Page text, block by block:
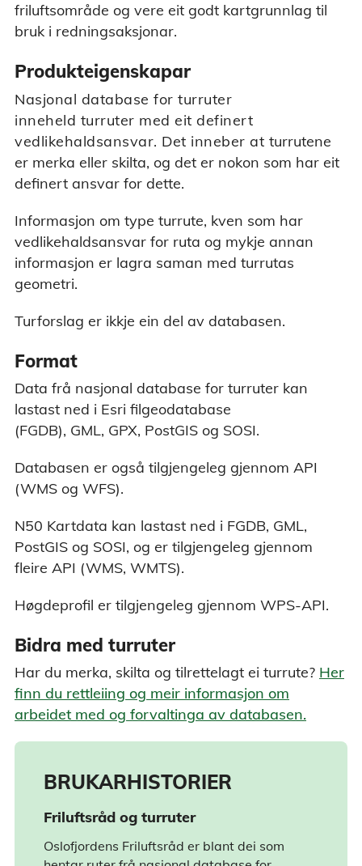
friluftsområde og vere eit godt kartgrunnlag til
bruk i redningsaksjonar.
Produkteigenskapar
Nasjonal database for turruter
inneheld turruter med eit definert
vedlikehaldsansvar. Det inneber at turrutene
er merka eller skilta, og det er nokon som har eit
definert ansvar for dette.
Informasjon om type turrute, kven som har
vedlikehaldsansvar for ruta og mykje annan
informasjon er lagra saman med turrutas
geometri.
Turforslag er ikkje ein del av databasen.
Format
Data frå nasjonal database for turruter kan
lastast ned i Esri filgeodatabase
(FGDB), GML, GPX, PostGIS og SOSI.
Databasen er også tilgjengeleg gjennom API
(WMS og WFS).
N50 Kartdata kan lastast ned i FGDB, GML,
PostGIS og SOSI, og er tilgjengeleg gjennom
fleire API (WMS, WMTS).
Høgdeprofil er tilgjengeleg gjennom WPS-API.
Bidra med turruter
Har du merka, skilta og tilrettelagt ei turrute? Her
finn du rettleiing og meir informasjon om
arbeidet med og forvaltinga av databasen.
BRUKARHISTORIER
Friluftsråd og turruter
Oslofjordens Friluftsråd er blant dei som